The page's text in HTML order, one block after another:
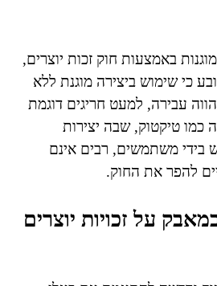
באמצעות חוק זכות יוצרים,
החוק קובע כי שימוש ביצירה מוגנת ללא
עבירה, למעט חריגים דוגמת
כמו טיקטוק, שבה יצירות
בידי משתמשים, רבים אינם
להפר את החוק.
על זכויות יוצרים